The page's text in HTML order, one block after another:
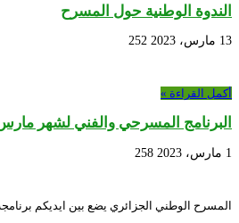
الندوة الوطنية حول المسرح
13 مارس، 2023 252
أكمل القراءة »
البرنامج المسرحي والفني لشهر
1 مارس، 2023 258
المسرح الوطني الجزائري يضع بين ايديكم